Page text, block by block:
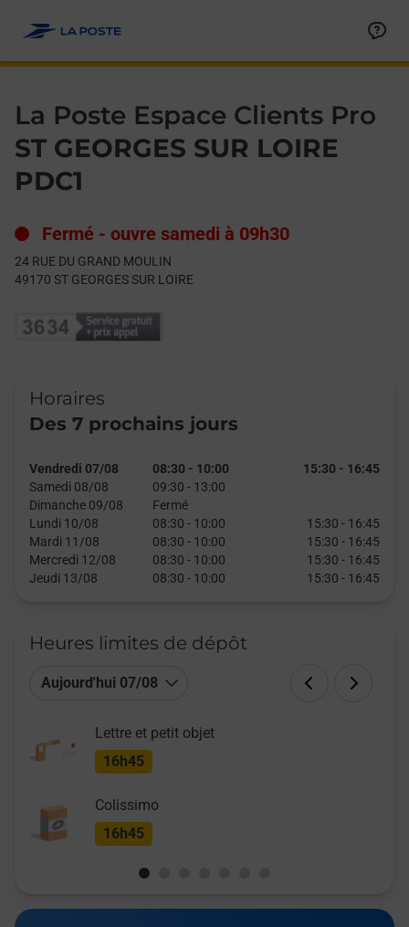
La Poste Espace Clients Pro
ST GEORGES SUR LOIRE
PDC1
Fermé - ouvre samedi à 09h30
24 RUE DU GRAND MOULIN
49170 ST GEORGES SUR LOIRE
Horaires
Des 7 prochains jours
Vendredi 07/08 08:30 - 10:00 15:30 - 16:45
Samedi 08/08
09:30 - 13:00
Dimanche 09/08
Fermé
Lundi 10/08
08:30 - 10:00 15:30 - 16:45
Mardi 11/08
08:30 - 10:00 15:30 - 16:45
Mercredi 12/08
08:30 - 10:00 15:30 - 16:45
Jeudi 13/08
08:30 - 10:00 15:30 - 16:45
Heures limites de dépôt
Aujourd'hui 07/08
Lettre et petit objet
16h45
Colissimo
16h45